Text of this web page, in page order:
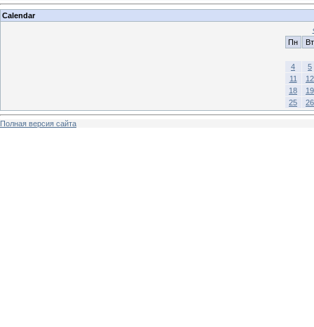
Calendar
Пн
Вт
4
5
11
12
18
19
25
26
Полная версия сайта